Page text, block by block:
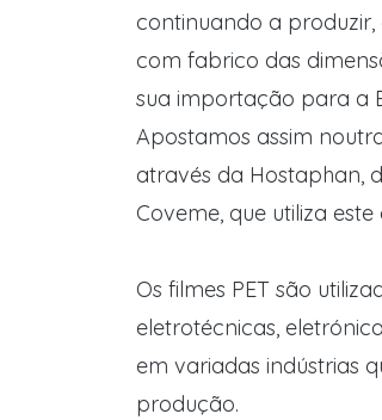
continuando a produzir,
com fabrico das
sua importação para a
Apostamos assim
através da Hostaphan,
Coveme, que utiliza
Os filmes PET são
eletrotécnicas,
em variadas indústrias
produção.